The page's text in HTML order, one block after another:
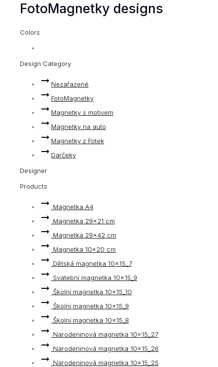
FotoMagnetky designs
Colors
Design Category
Nezařazené
FotoMagnetky
Magnetky s motivem
Magnetky na auto
Magnetky z Fotek
Darčeky
Designer
Products
Magnetka A4
Magnetka 29×21 cm
Magnetka 29×42 cm
Magnetka 10x20 cm
Dětská magnetka 10x15_7
Svatební magnetka 10x15_9
Školní magnetka 10x15_10
Školní magnetka 10x15_9
Školní magnetka 10x15_8
Narodeninová magnetka 10x15_27
Narodeninová magnetka 10x15_26
Narodeninová magnetka 10x15_25